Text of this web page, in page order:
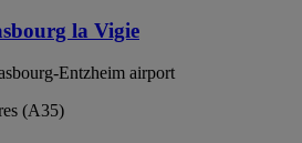
la Vigie
Entzheim airport
(A35)